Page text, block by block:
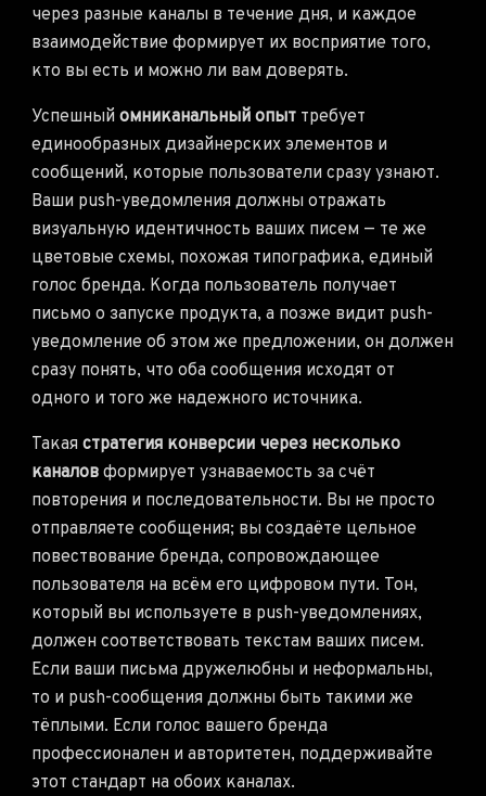
через разные каналы в течение дня, и каждое
взаимодействие формирует их восприятие того,
кто вы есть и можно ли вам доверять.
Успешный омниканальный опыт требует
единообразных дизайнерских элементов и
сообщений, которые пользователи сразу узнают.
Ваши push-уведомления должны отражать
визуальную идентичность ваших писем — те же
цветовые схемы, похожая типографика, единый
голос бренда. Когда пользователь получает
письмо о запуске продукта, а позже видит push-
уведомление об этом же предложении, он должен
сразу понять, что оба сообщения исходят от
одного и того же надежного источника.
Такая стратегия конверсии через несколько
каналов формирует узнаваемость за счёт
повторения и последовательности. Вы не просто
отправляете сообщения; вы создаёте цельное
повествование бренда, сопровождающее
пользователя на всём его цифровом пути. Тон,
который вы используете в push-уведомлениях,
должен соответствовать текстам ваших писем.
Если ваши письма дружелюбны и неформальны,
то и push-сообщения должны быть такими же
тёплыми. Если голос вашего бренда
профессионален и авторитетен, поддерживайте
этот стандарт на обоих каналах.